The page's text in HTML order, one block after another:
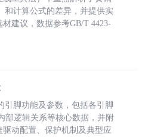
和计算公式的差异，并提供实
建议，数据参考GB/T 4423-
引脚功能及参数，包括各引脚
部逻辑关系等核心数据，并附
动配置、保护机制及典型应